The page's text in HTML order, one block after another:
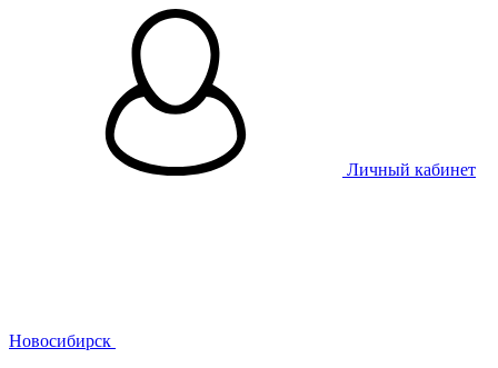
Личный кабинет
Новосибирск